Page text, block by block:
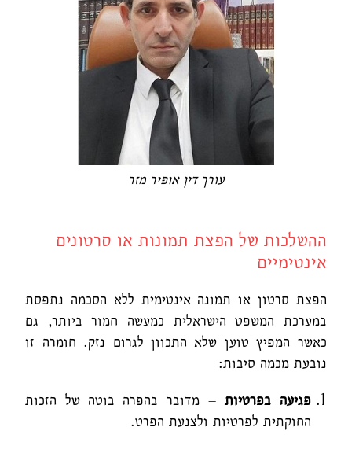
עורך דין אופיר מזר
ההשלכות של הפצת תמונות או סרטונים
אינטימיים
הפצת סרטון או תמונה אינטימית ללא הסכמה נתפסת
במערכת המשפט הישראלית כמעשה חמור ביותר, גם
כאשר המפיץ טוען שלא התכוון לגרום נזק. חומרה זו
נובעת מכמה סיבות:
פגיעה בפרטיות– מדובר בהפרה בוטה של הזכות
החוקתית לפרטיות ולצנעת הפרט.